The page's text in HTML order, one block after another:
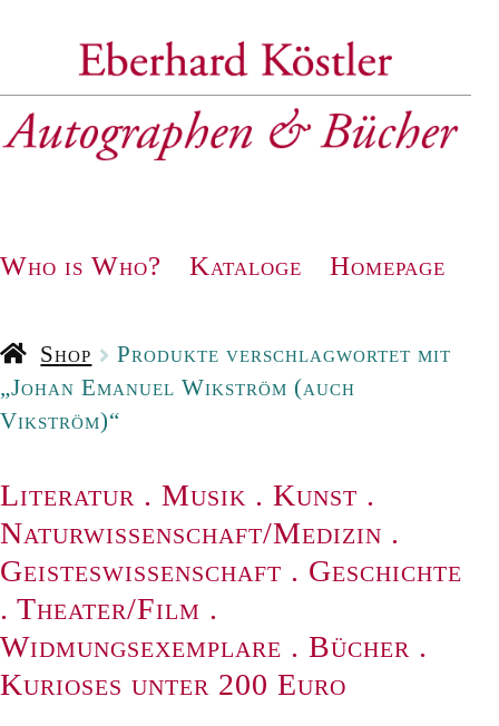
Navigation
Who is Who? Kataloge Homepage
Shop
Produkte verschlagwortet mit
„Johan Emanuel Wikström (auch
Vikström)“
Literatur . Musik . Kunst .
Naturwissenschaft/Medizin .
Geisteswissenschaft . Geschichte
. Theater/Film .
Widmungsexemplare . Bücher .
Kurioses unter 200 Euro